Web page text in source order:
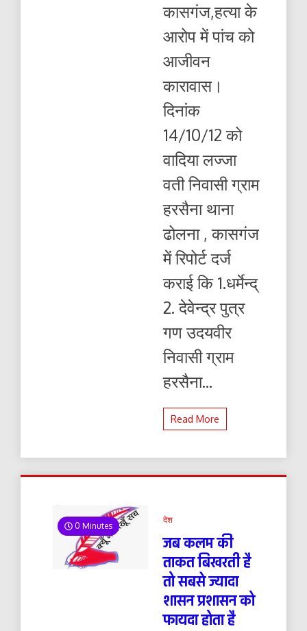
आरोप
पांच
कासगंज,हत्या के
आरोप में पांच को
आजीवन
कारावास।
दिनांक
14/10/12 को
वादिया लज्जा
वती निवासी ग्राम
हरसैना थाना
ढोलना , कासगंज
में रिपोर्ट दर्ज
कराई कि 1.धर्मेन्द्
2. देवेन्द्र पुत्र
गण उदयवीर
निवासी ग्राम
हरसैना...
Read More
0 Minutes
देश
जब कलम की
ताकत बिखरती है
तो सबसे ज्यादा
शासन प्रशासन को
फायदा होता है